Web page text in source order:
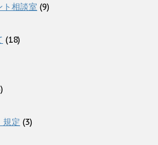
ト相談室 (9)
(18)
規定 (3)